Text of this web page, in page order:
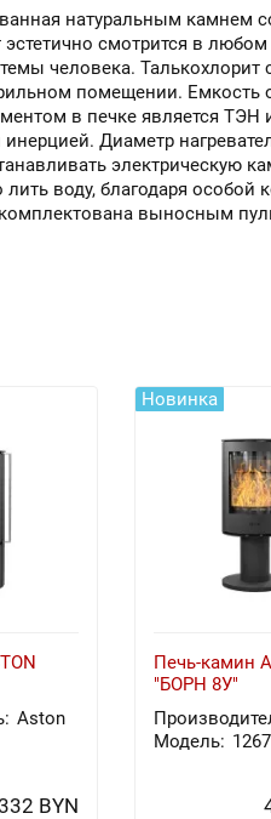
натуральным
смотрится в
человека.
помещении. Емкость
в печке является
Диаметр
электрическую
воду, благодаря особой
выносным
Aston
BYN
Новинка
Печь-камин
"БОРН 8У"
Модель: